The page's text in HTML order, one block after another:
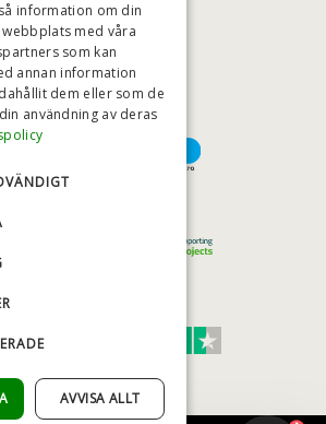
KREDITVÄRDIGHET
BETALNINGSALTERNATIV
information om din
med våra
som kan
annan information
dem eller som de
användning av deras
AVVISA ALLT